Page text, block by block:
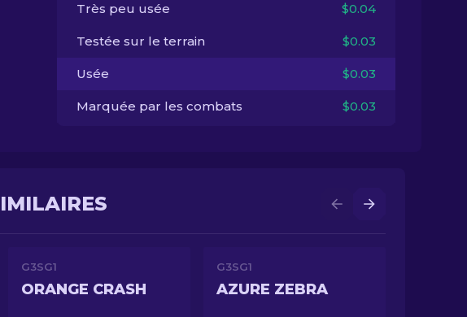
Très peu usée $0.04
Testée sur le terrain $0.03
Usée $0.03
Marquée par les combats $0.03
G3SG1
ORANGE CRASH
G3SG1
AZURE ZEBRA